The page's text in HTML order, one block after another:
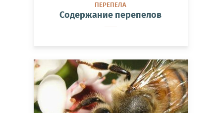
ПЕРЕПЕЛА
Содержание перепелов